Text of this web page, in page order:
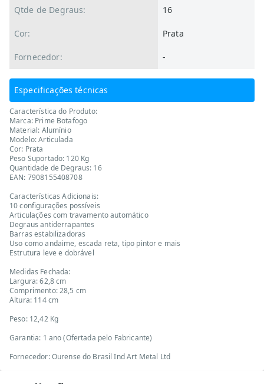
Qtde de Degraus: 16
Cor: Prata
Fornecedor: -
Especificações técnicas
Característica do Produto:
Marca: Prime Botafogo
Material: Alumínio
Modelo: Articulada
Cor: Prata
Peso Suportado: 120 Kg
Quantidade de Degraus: 16
EAN: 7908155408708
Características Adicionais:
10 configurações possíveis
Articulações com travamento automático
Degraus antiderrapantes
Barras estabilizadoras
Uso como andaime, escada reta, tipo pintor e mais
Estrutura leve e dobrável
Medidas Fechada:
Largura: 62,8 cm
Comprimento: 28,5 cm
Altura: 114 cm
Peso: 12,42 Kg
Garantia: 1 ano (Ofertada pelo Fabricante)
Fornecedor: Ourense do Brasil Ind Art Metal Ltd